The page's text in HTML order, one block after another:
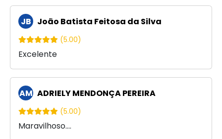
JB João Batista Feitosa da Silva
(5.00)
Excelente
AM ADRIELY MENDONÇA PEREIRA
(5.00)
Maravilhoso....